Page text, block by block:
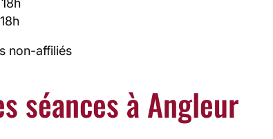
non-affiliés
séances à Angleur